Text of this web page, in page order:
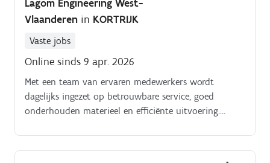
Lagom Engineering West-
Vlaanderen in KORTRIJK
Vaste jobs
Online sinds 9 apr. 2026
Met een team van ervaren medewerkers wordt
dagelijks ingezet op betrouwbare service, goed
onderhouden materieel en efficiënte uitvoering.
de spilfiguur tussen planning, techniek en uitvoering.